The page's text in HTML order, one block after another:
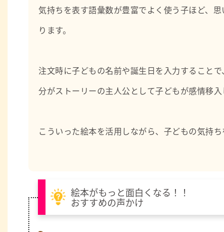
気持ちを表す語彙数が豊富でよく使う子ほど、
ります。
注文時に子どもの名前や誕生日を入力すること
分がストーリーの主人公として子どもが感情移入
こういった絵本を活用しながら、子どもの気持
絵本がもっと面白くなる！！
おすすめの声かけ